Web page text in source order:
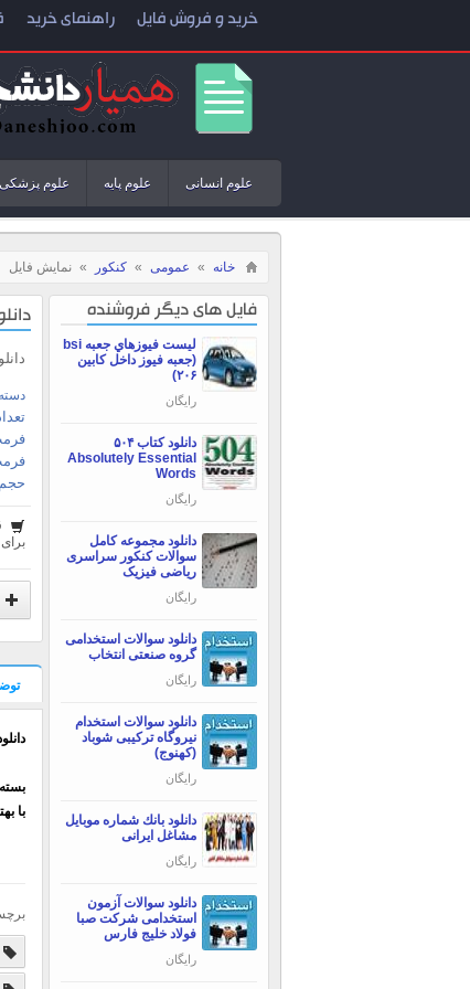
خرید و فروش فایل راهنمای خرید
علوم انسانی علوم پایه علوم پزشکی
خانه » عمومی » کنکور » نمایش فایل
فایل های دیگر فروشنده
ليست فيوزهاي جعبه bsi
(جعبه فيوز داخل كابين
۲۰۶)
رایگان
دانلود کتاب ۵۰۴
Absolutely Essential
Words
رایگان
دانلود مجموعه کامل
سوالات کنکور سراسری
ریاضی فیزیک
رایگان
دانلود سوالات استخدامی
گروه صنعتی انتخاب
رایگان
دانلود سوالات استخدام
نیروگاه ترکیبی شوباد
(کهنوج)
رایگان
دانلود بانك شماره موبايل
مشاغل ایرانی
رایگان
دانلود سوالات آزمون
استخدامی شرکت صبا
فولاد خلیج فارس
رایگان
با